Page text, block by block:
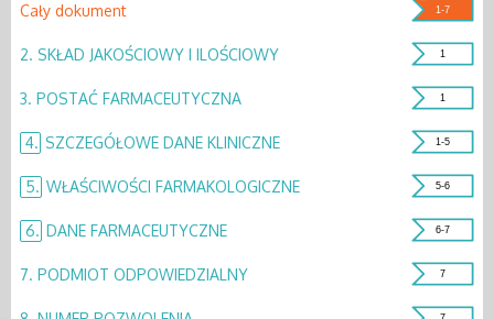
Cały dokument 1-7
2. SKŁAD JAKOŚCIOWY I ILOŚCIOWY 1
3. POSTAĆ FARMACEUTYCZNA 1
4. SZCZEGÓŁOWE DANE KLINICZNE 1-5
5. WŁAŚCIWOŚCI FARMAKOLOGICZNE 5-6
6. DANE FARMACEUTYCZNE 6-7
7. PODMIOT ODPOWIEDZIALNY 7